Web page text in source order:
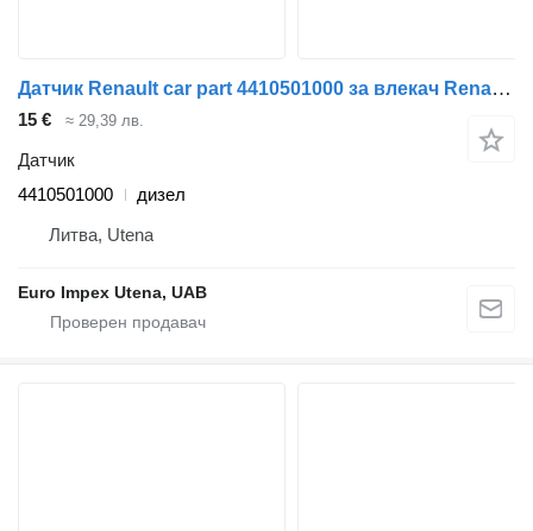
Датчик Renault car part 4410501000 за влекач Renault Magnum
15 € ≈ 29,39 лв.
Датчик
4410501000
дизел
Литва, Utena
Euro Impex Utena, UAB